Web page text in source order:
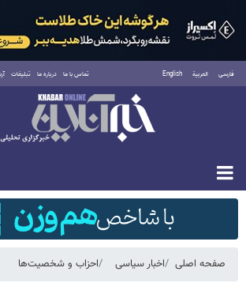
فارسی العربية English تماس با ما درباره ما تبلیغات
شنبه ۱۷ مرداد ۱۴۰۵
صفحه اصلی اخبار سیاسی احزاب و شخصیت‌ها